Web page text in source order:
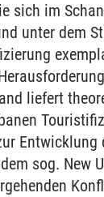
sich im
unter dem
liefert
Entwicklung
sog. New